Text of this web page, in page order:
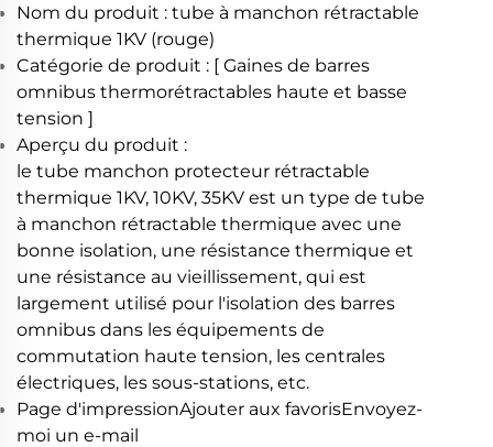
Nom du produit : tube à manchon rétractable
thermique 1KV (rouge)
Catégorie de produit : [ Gaines de barres
omnibus thermorétractables haute et basse
tension ]
Aperçu du produit :
le tube manchon protecteur rétractable
thermique 1KV, 10KV, 35KV est un type de tube
à manchon rétractable thermique avec une
bonne isolation, une résistance thermique et
une résistance au vieillissement, qui est
largement utilisé pour l'isolation des barres
omnibus dans les équipements de
commutation haute tension, les centrales
électriques, les sous-stations, etc.
Page d'impressionAjouter aux favorisEnvoyez-
moi un e-mail